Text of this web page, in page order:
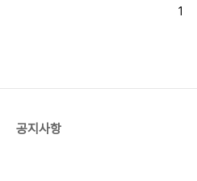
1
공지사항